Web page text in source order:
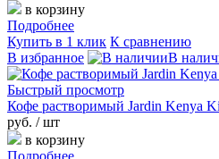
в корзину
Подробнее
Купить в 1 клик К сравнению
В избранное
В
Быстрый просмотр
Кофе растворимый Jardin Kenya
руб. / шт
в корзину
Подробнее